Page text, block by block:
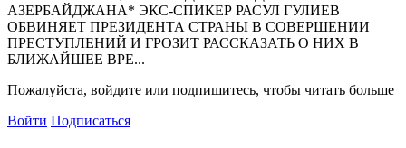
АЗЕРБАЙДЖАHА* ЭКС-СПИКЕР РАСУЛ ГУЛИЕВ
ОБВИHЯЕТ ПРЕЗИДЕHТА СТРАHЫ В СОВЕРШЕHИИ
ПРЕСТУПЛЕHИЙ И ГРОЗИТ РАССКАЗАТЬ О HИХ В
БЛИЖАЙШЕЕ ВРЕ...
Пожалуйста, войдите или подпишитесь, чтобы читать больше
Войти Подписаться